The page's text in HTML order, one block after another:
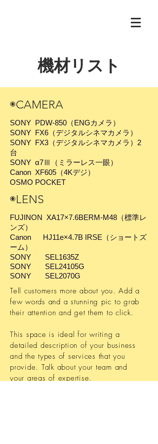
機材リスト
◉CAMERA
SONY PDW-850（ENGカメラ）
SONY FX6（デジタルシネマカメラ）
SONY FX3（デジタルシネマカメラ）2
台
SONY α7Ⅲ（ミラーレス一眼）
Canon XF605（4Kデジ）
OSMO POCKET
◉LENS
FUJINON XA17×7.6BERM-M48（標準レ
ンズ）
Canon HJ11e×4.7B IRSE（ショートズ
ーム）
SONY SEL1635Z
SONY SEL24105G
SONY SEL2070G
Tell customers more about you. Add a
few words and a stunning pic to grab
their attention and get them to click.
This space is ideal for writing a
detailed description of your business
and the types of services that you
provide. Talk about your team and
your areas of expertise.